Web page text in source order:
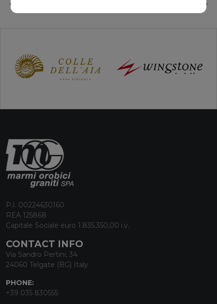
P.I. 00224630160
REA 125868
Capitale Sociale euro 1.835.350,00 i.v.
CONTACT INFO
Via Sandro Pertini, 34
24060 Telgate (BG) Italy
PHONE:
+39 035 830555